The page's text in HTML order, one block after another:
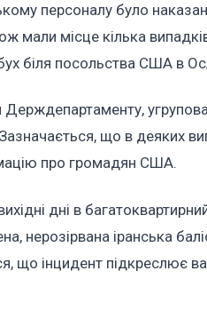
персоналу було
мали місце кілька
біля посольства США в
Держдепартаменту,
що в деяких
про громадян США.
дні в
нерозірвана іранська
що інцидент підкреслює